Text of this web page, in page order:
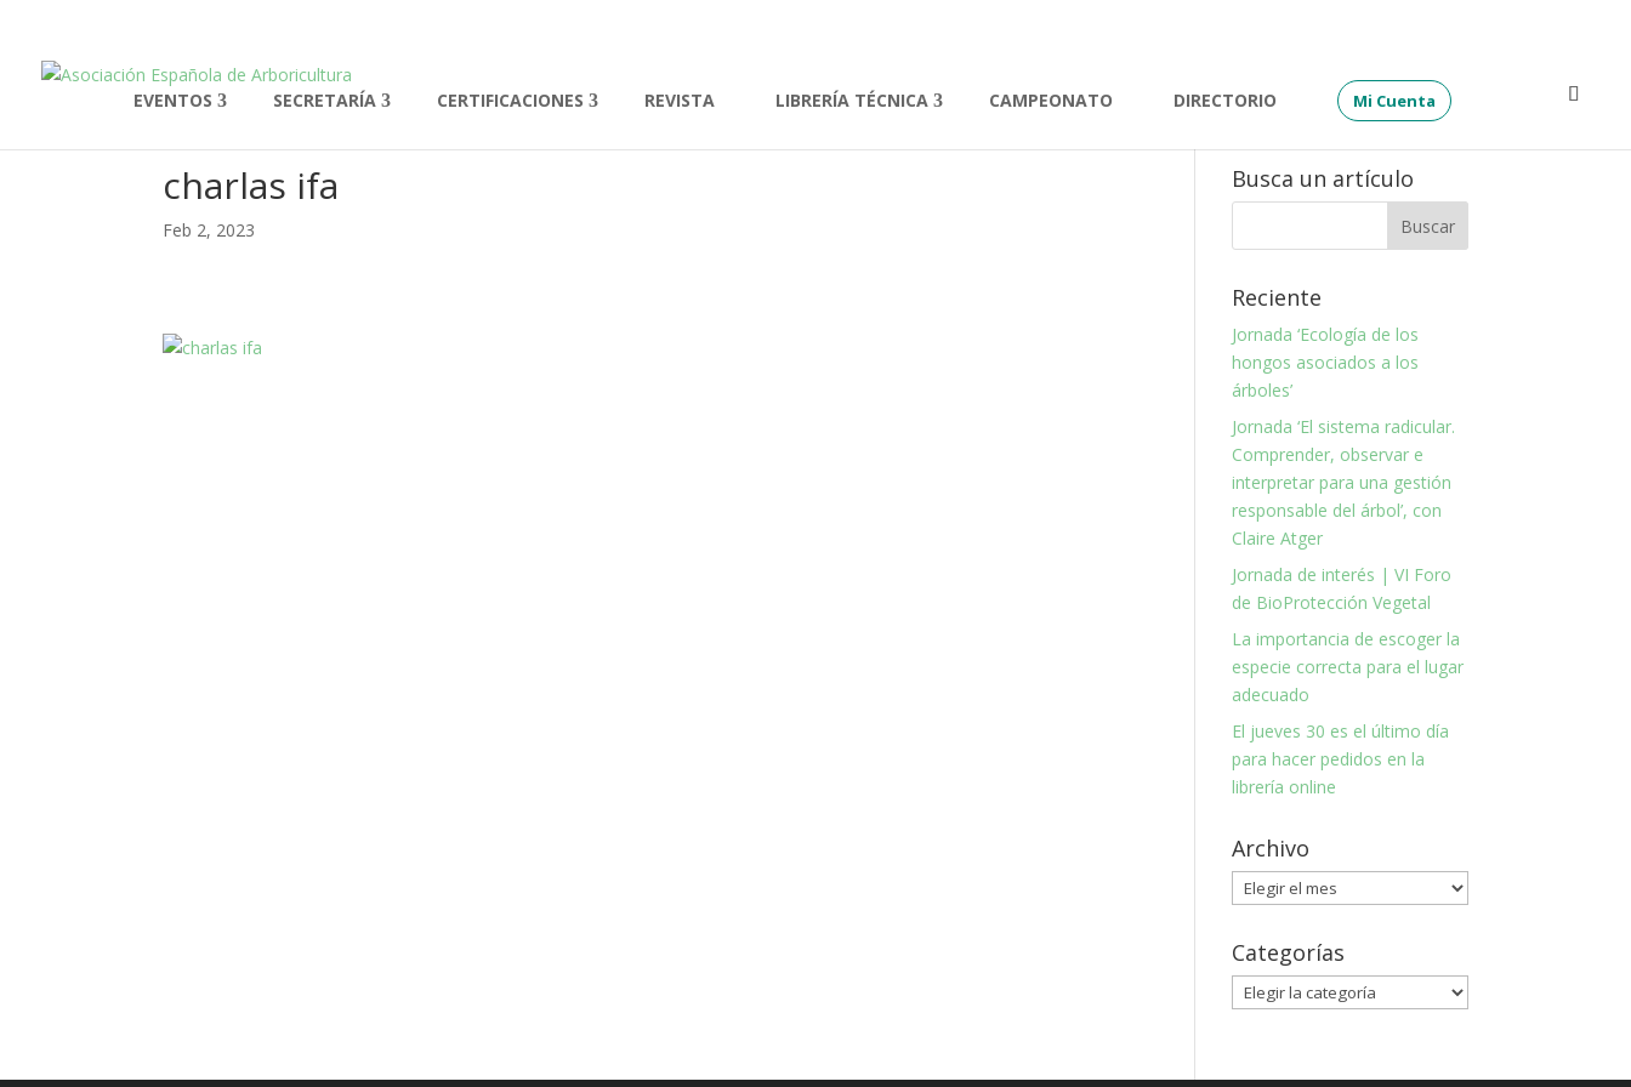
EVENTOS SECRETARÍA CERTIFICACIONES REVISTA LIBRERÍA TÉCNICA CAMPEONATO DIRECTORIO Mi Cuenta
charlas ifa
Feb 2, 2023
Busca un artículo
Reciente
Jornada ‘Ecología de los
hongos asociados a los
árboles’
Jornada ‘El sistema radicular.
Comprender, observar e
interpretar para una gestión
responsable del árbol’, con
Claire Atger
Jornada de interés | VI Foro
de BioProtección Vegetal
La importancia de escoger la
especie correcta para el lugar
adecuado
El jueves 30 es el último día
para hacer pedidos en la
librería online
Archivo
Archivo
Categorías
Categorías